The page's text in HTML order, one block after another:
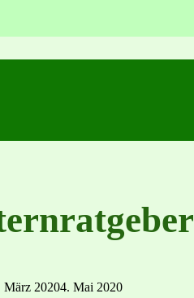
März 20204. Mai 2020